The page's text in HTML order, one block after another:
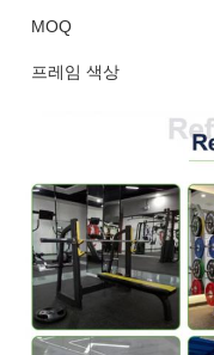
MOQ
프레임 색상